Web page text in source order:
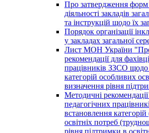
Про затвердження форм
діяльності закладів
та інструкцій щодо їх
Порядок організації
у закладах загальної
Лист МОН України
рекомендації для
працівників ЗЗСО щодо
категорій особливих
визначення рівня
Методичні
педагогічних
встановлення
освітніх потреб
рівня підтримки в